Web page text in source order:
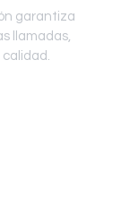
garantiza
llamadas,
calidad.